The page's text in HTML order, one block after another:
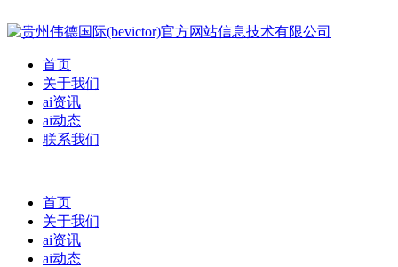
首页
关于我们
ai资讯
ai动态
联系我们
首页
关于我们
ai资讯
ai动态